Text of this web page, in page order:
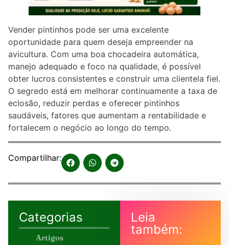
Vender pintinhos pode ser uma excelente
oportunidade para quem deseja empreender na
avicultura. Com uma boa chocadeira automática,
manejo adequado e foco na qualidade, é possível
obter lucros consistentes e construir uma clientela fiel.
O segredo está em melhorar continuamente a taxa de
eclosão, reduzir perdas e oferecer pintinhos
saudáveis, fatores que aumentam a rentabilidade e
fortalecem o negócio ao longo do tempo.
Compartilhar:
Categorias
Artigos
Leia
também: